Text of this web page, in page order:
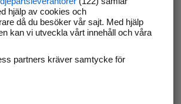
hjälp av cookies och
då du besöker vår sajt. Med hjälp
kan vi utveckla vårt innehåll och våra
partners kräver samtycke för